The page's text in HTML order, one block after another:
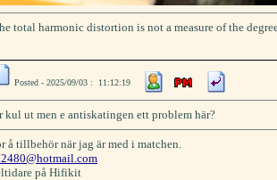
total harmonic distortion is not a measure of the
Posted - 2025/09/03 : 11:12:19
kul ut men e antiskatingen ett problem här?
å tillbehör när jag är med i matchen.
på Hifikit